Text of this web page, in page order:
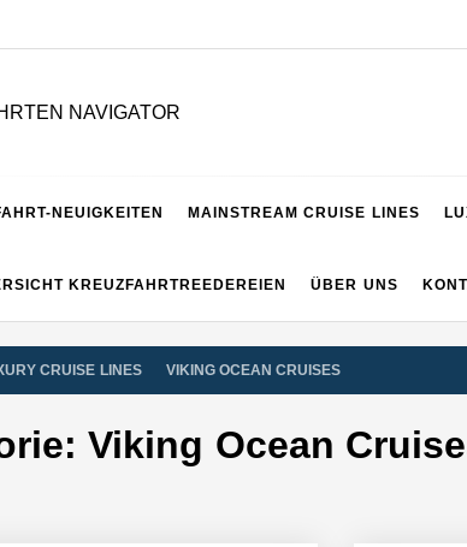
NEUIGKEITEN MAINSTREAM CRUISE LINES
KREUZFAHRTREEDEREIEN ÜBER UNS
CRUISE LINES VIKING OCEAN CRUISES
Viking Ocean